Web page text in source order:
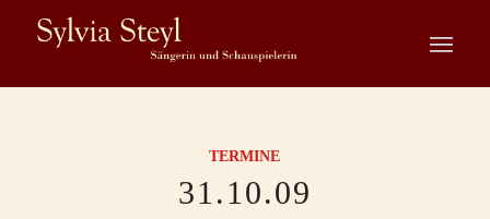
TERMINE
31.10.09